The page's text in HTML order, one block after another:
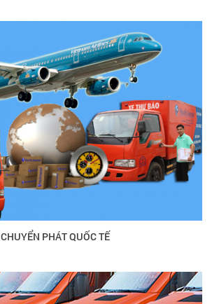
CHUYỂN PHÁT QUỐC TẾ